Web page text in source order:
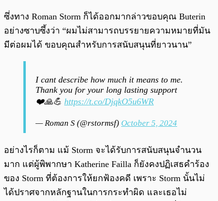
ซึ่งทาง Roman Storm ก็ได้ออกมากล่าวขอบคุณ Buterin
อย่างซาบซึ้งว่า “ผมไม่สามารถบรรยายความหมายที่มัน
มีต่อผมได้ ขอบคุณสำหรับการสนับสนุนที่ยาวนาน”
I cant describe how much it means to me.
Thank you for your long lasting support
❤️🙏💪 https://t.co/DjqkO5u6WR
— Roman S (@rstormsf) October 5, 2024
อย่างไรก็ตาม แม้ Storm จะได้รับการสนับสนุนจำนวน
มาก แต่ผู้พิพากษา Katherine Failla ก็ยังคงปฏิเสธคำร้อง
ของ Storm ที่ต้องการให้ยกฟ้องคดี เพราะ Storm นั้นไม่
ได้ปราศจากหลักฐานในการกระทำผิด และเธอไม่